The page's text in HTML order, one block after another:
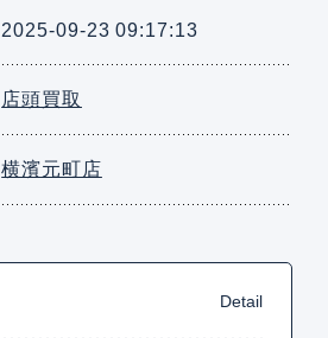
2025-09-23 09:17:13
店頭買取
横濱元町店
Detail